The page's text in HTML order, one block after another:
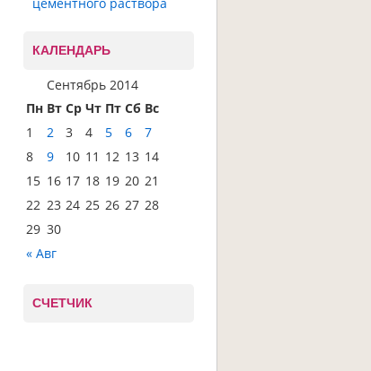
КАЛЕНДАРЬ
Сентябрь 2014
Пн Вт Ср Чт Пт Сб Вс
« Авг
1 2 3 4 5 6
7
8
9 10 11 12 13 14
15 16 17 18 19 20 21
22 23 24 25 26 27 28
29 30
СЧЕТЧИК